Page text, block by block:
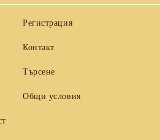
Регистрация
Контакт
Търсене
Общи условия